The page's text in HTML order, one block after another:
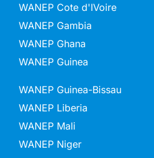
WANEP Cote d'IVoire
WANEP Gambia
WANEP Ghana
WANEP Guinea
WANEP Guinea-Bissau
WANEP Liberia
WANEP Mali
WANEP Niger